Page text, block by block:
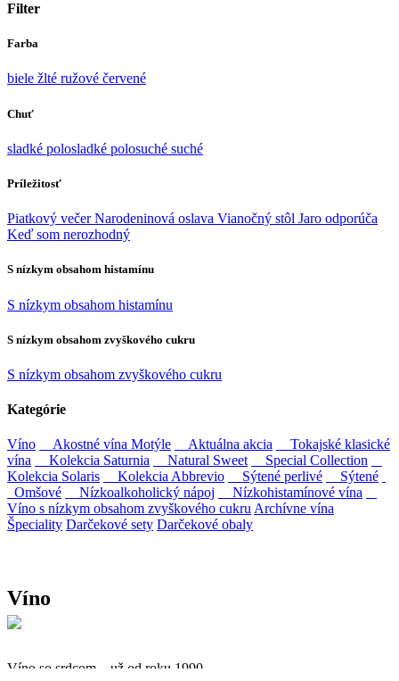
Filter
Farba
biele žlté ružové červené
Chuť
sladké polosladké polosuché suché
Príležitosť
Piatkový večerNarodeninová oslava Vianočný stôl Jaro odporúča
Keď som nerozhodný
S nízkym obsahom histamínu
S nízkym obsahom histamínu
S nízkym obsahom zvyškového cukru
S nízkym obsahom zvyškového cukru
Kategórie
Víno Akostné vína Motýle Aktuálna akcia
Tokajské klasické
vína
Kolekcia Saturnia Natural Sweet
Special Collection
Kolekcia Solaris
Kolekcia Abbrevio Sýtené perlivé
Sýtené
Omšové
Nízkoalkoholický nápoj
Nízkohistamínové vína
Víno s nízkym obsahom zvyškového cukru Archívne vína
Špeciality Darčekové sety Darčekové obaly
Víno
Víno so srdcom – už od roku 1990